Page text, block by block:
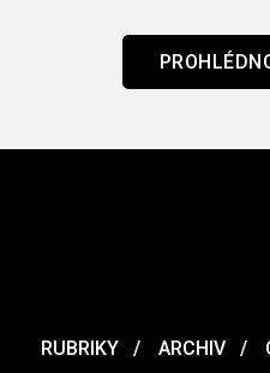
RUBRIKY ARCHIV